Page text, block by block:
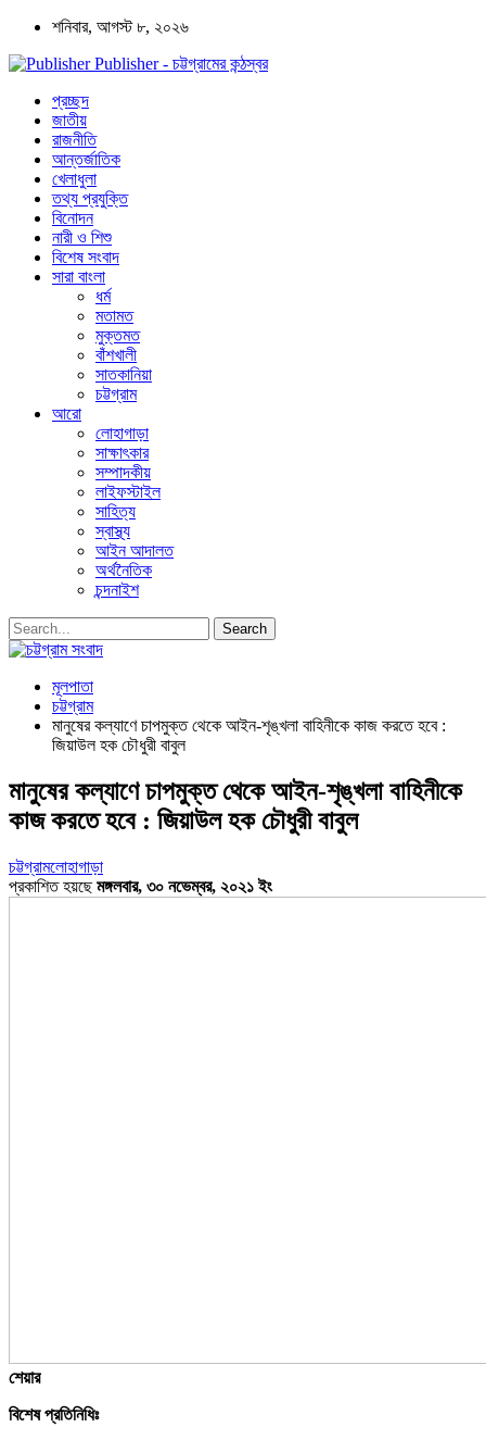
শনিবার, আগস্ট ৮, ২০২৬
Publisher - চট্টগ্রামের কন্ঠস্বর
প্রচ্ছদ
জাতীয়
রাজনীতি
আন্তর্জাতিক
খেলাধুলা
তথ্য প্রযুক্তি
বিনোদন
নারী ও শিশু
বিশেষ সংবাদ
সারা বাংলা
ধর্ম
মতামত
মুক্তমত
বাঁশখালী
সাতকানিয়া
চট্টগ্রাম
আরো
লোহাগাড়া
সাক্ষাৎকার
সম্পাদকীয়
লাইফস্টাইল
সাহিত্য
স্বাস্থ্য
আইন আদালত
অর্থনৈতিক
চন্দনাইশ
মূলপাতা
চট্টগ্রাম
মানুষের কল্যাণে চাপমুক্ত থেকে আইন-শৃঙ্খলা বাহিনীকে কাজ করতে হবে :
জিয়াউল হক চৌধুরী বাবুল
মানুষের কল্যাণে চাপমুক্ত থেকে আইন-শৃঙ্খলা বাহিনীকে
কাজ করতে হবে : জিয়াউল হক চৌধুরী বাবুল
চট্টগ্রামলোহাগাড়া
প্রকাশিত হয়ছেমঙ্গলবার, ৩০ নভেম্বর, ২০২১ ইং
শেয়ার
বিশেষ প্রতিনিধিঃ